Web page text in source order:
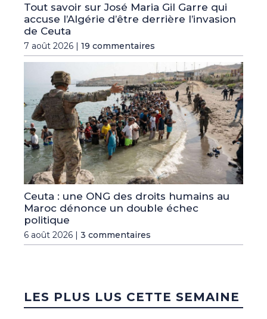
Tout savoir sur José Maria Gil Garre qui
accuse l’Algérie d’être derrière l’invasion
de Ceuta
7 août 2026 | 19 commentaires
Ceuta : une ONG des droits humains au
Maroc dénonce un double échec
politique
6 août 2026 | 3 commentaires
LES PLUS LUS CETTE SEMAINE